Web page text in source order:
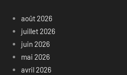
août 2026
juillet 2026
juin 2026
mai 2026
avril 2026